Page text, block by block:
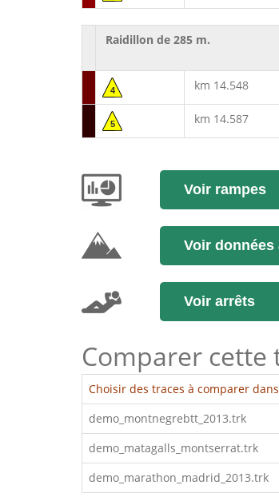
Raidillon de 285 m.
4 km 14.548
5 km 14.587
Voir rampes
Voir données
Voir arrêts
Comparer cette
Choisir des traces à comparer
demo_montnegrebtt_2013.trk
demo_matagalls_montserrat.trk
demo_marathon_madrid_2013.trk